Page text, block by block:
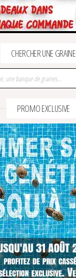
CHERCHER UNE GRAINE
PROMO EXCLUSIVE